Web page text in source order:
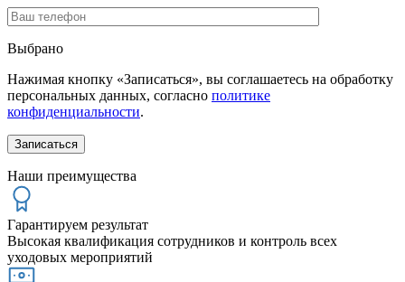
Выбрано
Нажимая кнопку «Записаться», вы соглашаетесь на обработку
персональных данных, согласно политике
конфиденциальности.
Наши преимущества
Гарантируем результат
Высокая квалификация сотрудников и контроль всех
уходовых мероприятий